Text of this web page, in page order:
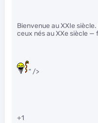
Bienvenue au XXIe
ceux nés au XXe siècle —
" />
+1